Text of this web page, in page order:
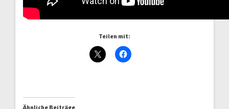
Teilen mit:
Ähnliche Beiträge